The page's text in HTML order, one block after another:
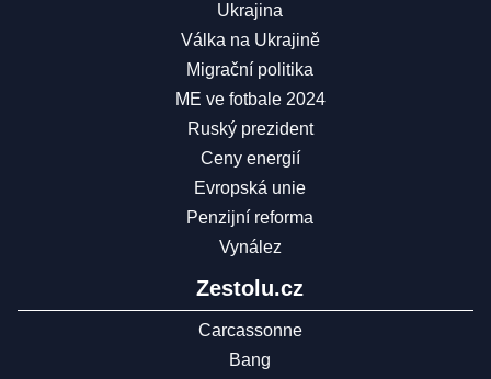
Ukrajina
Válka na Ukrajině
Migrační politika
ME ve fotbale 2024
Ruský prezident
Ceny energií
Evropská unie
Penzijní reforma
Vynález
Zestolu.cz
Carcassonne
Bang